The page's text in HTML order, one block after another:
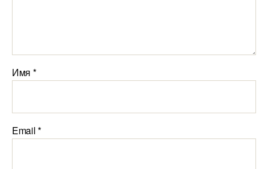
Имя *
Email*